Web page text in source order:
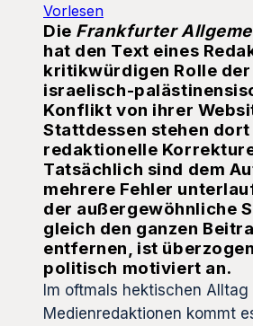
Vorlesen
Die Frankfurter
hat den Text eines
kritikwürdigen Rolle der
israelisch-
Konflikt von ihrer
Stattdessen stehen dort
redaktionelle
Tatsächlich sind dem
mehrere Fehler
der außergewöhnliche
gleich den ganzen
entfernen, ist
politisch motiviert an.
Im oftmals hektischen Alltag
Medienredaktionen kommt